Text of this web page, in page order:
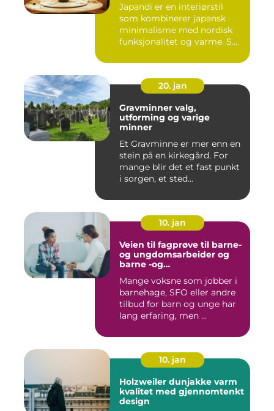
Japandi er en interiørstil
som kombinerer japansk
minimalisme med nordisk
funksjonalitet og varme. S...
20. jan
Gravminner valg,
utforming og varige
minner
Et Gravminne er mer enn en
stein på en kirkegård. For
mange blir det et fast punkt
i sorgen, et sted...
10. jan
Veien til fagprøve til barne-
og ungdomsarbeider og
barne -og
Mange voksne som jobber i
barnehage, SFO eller andre
tilbud for barn og unge har
lang erfaring, men ...
10. jan
Holzweiler dunjakke varm
kvalitet med gjennomtenkt
design